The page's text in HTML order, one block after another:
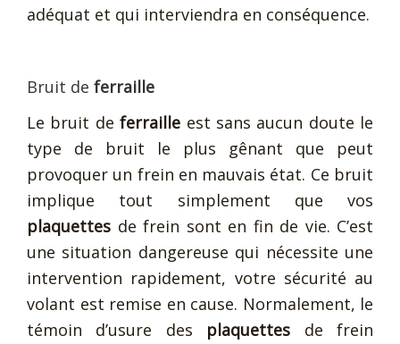
adéquat et qui interviendra en conséquence.
Bruit de ferraille
Le bruit deferraille est sans aucun doute le
type de bruit le plus gênant que peut
provoquer un frein en mauvais état. Ce bruit
implique tout simplement que vos
plaquettes de frein sont en fin de vie. C’est
une situation dangereuse qui nécessite une
intervention rapidement, votre sécurité au
volant est remise en cause. Normalement, le
témoin d’usure des plaquettes de frein